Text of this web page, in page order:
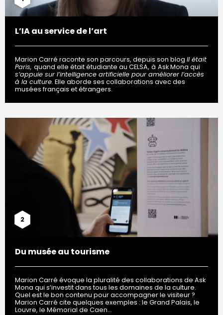
L’IA au service de l’art
Marion Carré raconte son parcours, depuis son blog Il était
Paris, quand elle était étudiante au CELSA, à Ask Mona qui
s’appuie sur l’intelligence artificielle pour améliorer l’accès
à la culture. Elle aborde ses collaborations avec des
musées français et étrangers.
2
Du musée au tourisme
Marion Carré évoque la pluralité des collaborations de Ask
Mona qui s’investit dans tous les domaines de la culture.
Quel est le bon contenu pour accompagner le visiteur ?
Marion Carré cite quelques exemples : le Grand Palais, le
Louvre, le Mémorial de Caen…